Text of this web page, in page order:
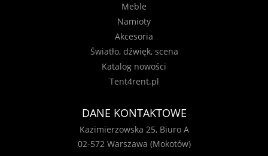
Meble
Namioty
Akcesoria
Światło, dźwięk, scena
Katalog nowości
Tent4rent.pl
DANE KONTAKTOWE
Kazimierzowska 25, Biuro A
02-572 Warszawa (Mokotów)